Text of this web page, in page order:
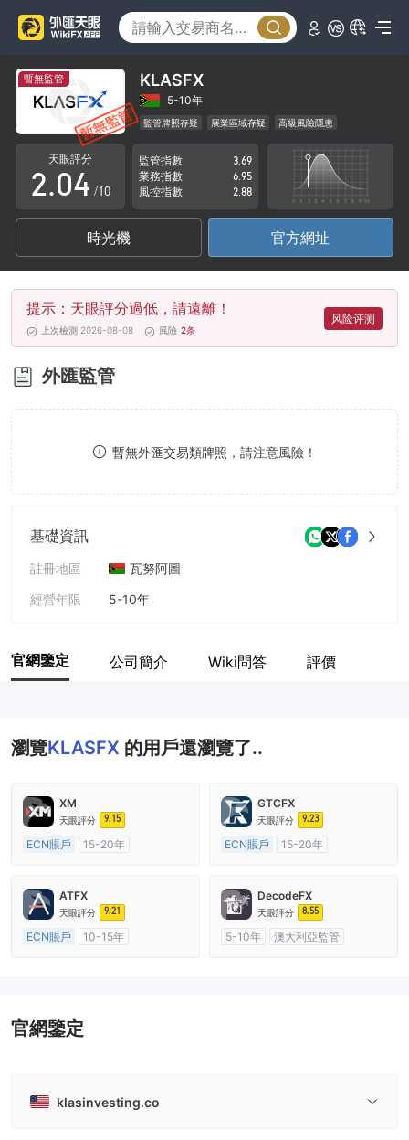
暫無監管 KLASFX
5-10年
監管牌照存疑 展業區域存疑 高級風險隱患
天眼評分
0
1
2
3
4
5
6
7
8
.0
1
2
3
4
5
6
0
1
2
3
4
5
6
7
8
9
/10
監管指數
3.69
業務指數
6.95
風控指數
2.88
時光機 官方網址
提示：天眼評分過低，請遠離！
上次檢測 2026-08-08 風險 2条
风险评测
外匯監管
暫無外匯交易類牌照，請注意風險！
基礎資訊
註冊地區
瓦努阿圖
經營年限
5-10年
官網鑒定 公司簡介 Wiki問答 評價
瀏覽KLASFX 的用戶還瀏覽了..
XM
天眼評分 9.15
ECN賬戶
15-20年
主標MT4
GTCFX
天眼評分 9.23
ECN賬戶
15-20年
主標MT4
ATFX
天眼評分 9.21
ECN賬戶
10-15年
DecodeFX
天眼評分 8.55
5-10年
澳大利亞監管
官網鑒定
klasinvesting.co